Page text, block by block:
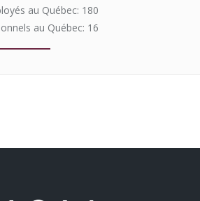
au Québec: 180
au Québec: 16